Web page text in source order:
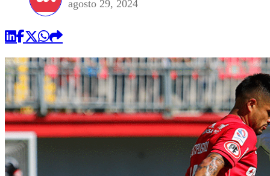
agosto 29, 2024